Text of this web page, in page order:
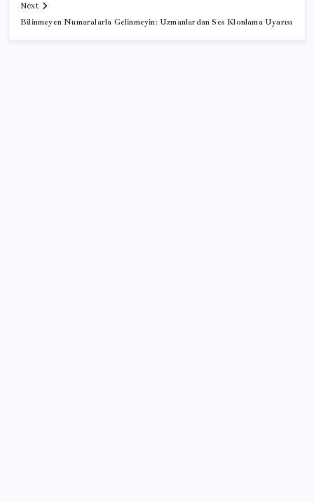
Next
Bilinmeyen Numaralarla Gelinmeyin: Uzmanlardan Ses Klonlama Uyarısı